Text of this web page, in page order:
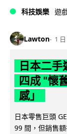
科技娛樂 遊
Lawton 1 日
日本二
四成 "懷
感」
日本零售巨頭
99 間，但銷售